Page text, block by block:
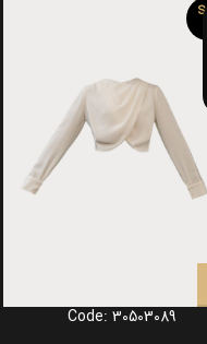
Code: 30503089